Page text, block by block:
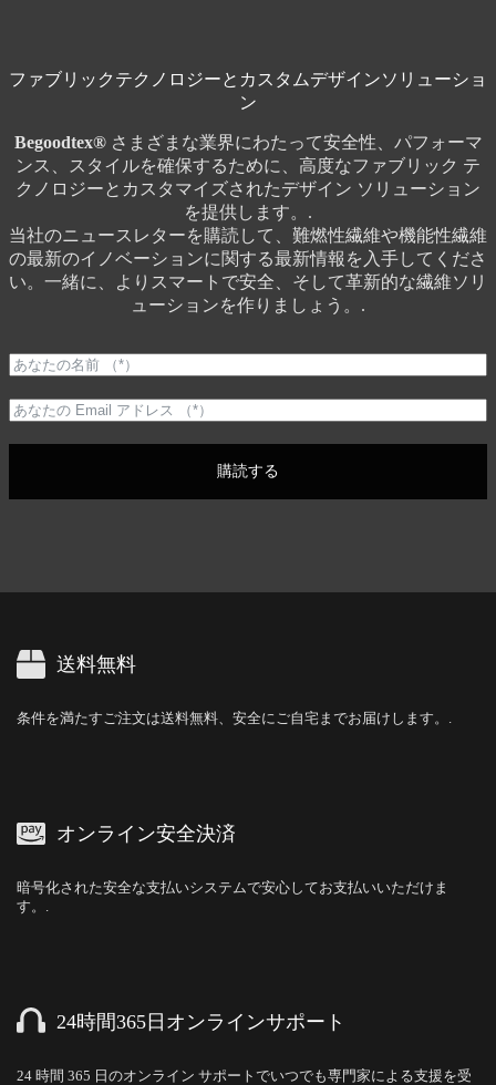
ファブリックテクノロジーとカスタムデザインソリューショ
ン
Begoodtex®さまざまな業界にわたって安全性、パフォーマ
ンス、スタイルを確保するために、高度なファブリック テ
クノロジーとカスタマイズされたデザイン ソリューション
を提供します。.
当社のニュースレターを購読して、難燃性繊維や機能性繊維
の最新のイノベーションに関する最新情報を入手してくださ
い。一緒に、よりスマートで安全、そして革新的な繊維ソリ
ューションを作りましょう。.
購読する
送料無料
条件を満たすご注文は送料無料、安全にご自宅までお届けします。.
オンライン安全決済
暗号化された安全な支払いシステムで安心してお支払いいただけま
す。.
24時間365日オンラインサポート
24 時間 365 日のオンライン サポートでいつでも専門家による支援を受